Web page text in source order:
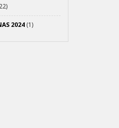
2024(1)